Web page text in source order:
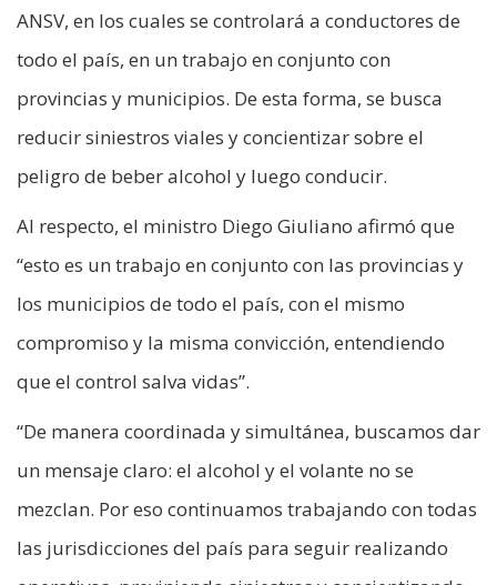
ANSV, en los cuales se controlará a conductores de
todo el país, en un trabajo en conjunto con
provincias y municipios. De esta forma, se busca
reducir siniestros viales y concientizar sobre el
peligro de beber alcohol y luego conducir.
Al respecto, el ministro Diego Giuliano afirmó que
“esto es un trabajo en conjunto con las provincias y
los municipios de todo el país, con el mismo
compromiso y la misma convicción, entendiendo
que el control salva vidas”.
“De manera coordinada y simultánea, buscamos dar
un mensaje claro: el alcohol y el volante no se
mezclan. Por eso continuamos trabajando con todas
las jurisdicciones del país para seguir realizando